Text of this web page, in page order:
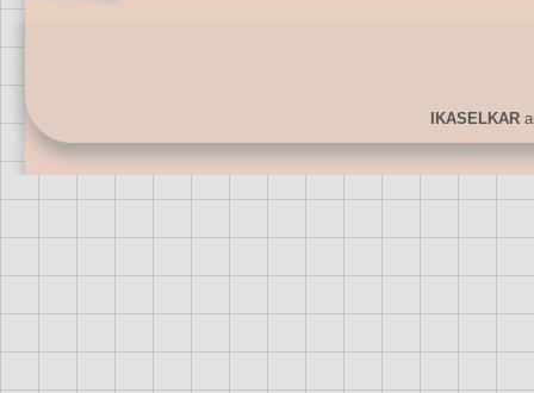
IKASELKAR